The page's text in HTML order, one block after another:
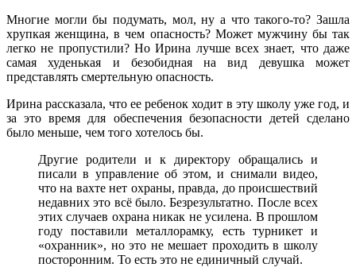
Многие могли бы подумать, мол, ну а что такого-то? Зашла
хрупкая женщина, в чем опасность? Может мужчину бы так
легко не пропустили? Но Ирина лучше всех знает, что даже
самая худенькая и безобидная на вид девушка может
представлять смертельную опасность.
Ирина рассказала, что ее ребенок ходит в эту школу уже год, и
за это время для обеспечения безопасности детей сделано
было меньше, чем того хотелось бы.
Другие родители и к директору обращались и
писали в управление об этом, и снимали видео,
что на вахте нет охраны, правда, до происшествий
недавних это всё было. Безрезультатно. После всех
этих случаев охрана никак не усилена. В прошлом
году поставили металлорамку, есть турникет и
«охранник», но это не мешает проходить в школу
посторонним. То есть это не единичный случай.